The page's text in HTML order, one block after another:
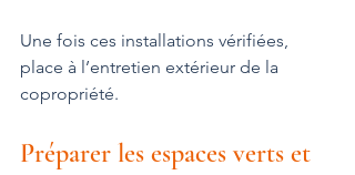
Une fois ces installations vérifiées,
place à l’entretien extérieur de la
copropriété.
Préparer les espaces verts et